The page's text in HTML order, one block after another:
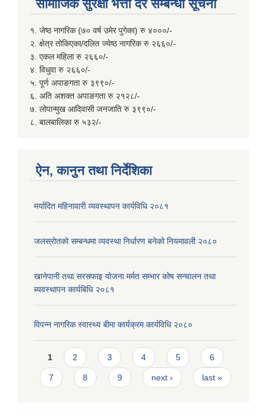
सामाजिक सुरक्षा भत्ता दर सम्बन्धी सूचना
१. जेष्ठ नागरिक (७० वर्ष उमेर पुगेका) रु ४०००/-
२. क्षेत्र तोकिएका/दलित ज्येष्ठ नागरिक रु २६६०/-
३. एकल महिला रु २६६०/-
४. विधुवा रु २६६०/-
५. पूर्ण अपाङगता रु ३९९०/-
६. अति अशक्त अपाङगता रु २१२८/-
७. लोपान्मुख आदिवासी जनजाति रु ३९९०/-
८. बालबालिका रु ५३२/-
ऐन, कानुन तथा निर्देशिका
मर्यादित महिनावारी व्यवस्थापन कार्यविधि २०८१
जलस्रोतको सम्बन्धमा व्यवस्था निर्धारण बनेको नियमावली २०८०
खानेपानी तथा सरसफाइ योजना मर्मत सम्भार कोष सन्चालन तथा
ब्यवस्थापन कार्यबिधि २०८१
विपन्न नागरिक स्वास्थ्य बीमा कार्यक्रम कार्यविधि २०८०
Pages
1 2 3 4 5 6
7 8 9 next › last »